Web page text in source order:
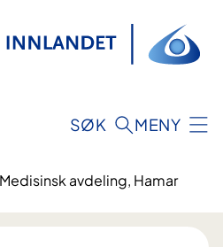
SØK MENY
Medisinsk avdeling, Hamar